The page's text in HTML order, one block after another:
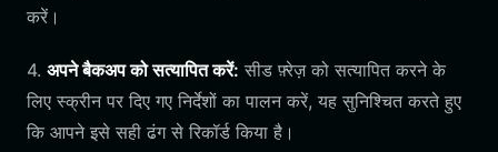
करें।
4. अपने बैकअप को सत्यापित करें: सीड फ़्रेज़ को सत्यापित करने के
लिए स्क्रीन पर दिए गए निर्देशों का पालन करें, यह सुनिश्चित करते हुए
कि आपने इसे सही ढंग से रिकॉर्ड किया है।